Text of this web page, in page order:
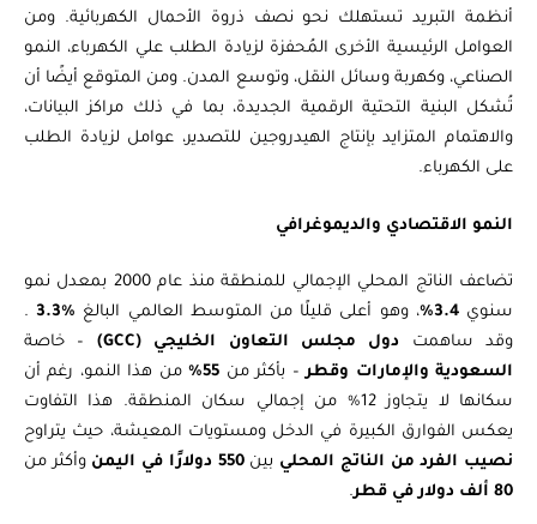
أنظمة التبريد تستهلك نحو نصف ذروة الأحمال الكهربائية. ومن
العوامل الرئيسية الأخرى المُحفزة لزيادة الطلب علي الكهرباء، النمو
الصناعي، وكهربة وسائل النقل، وتوسع المدن. ومن المتوقع أيضًا أن
تُشكل البنية التحتية الرقمية الجديدة، بما في ذلك مراكز البيانات،
والاهتمام المتزايد بإنتاج الهيدروجين للتصدير، عوامل لزيادة الطلب
على الكهرباء.
النمو الاقتصادي والديموغرافي
تضاعف الناتج المحلي الإجمالي للمنطقة منذ عام 2000 بمعدل نمو
سنوي3.4% ، وهو أعلى قليلًا من المتوسط العالمي البالغ%3.3
.
وقد ساهمت
دول مجلس التعاون الخليجي (GCC)
– خاصة
السعودية والإمارات وقطر– بأكثر من55%
من هذا النمو، رغم أن
سكانها لا يتجاوز 12% من إجمالي سكان المنطقة. هذا التفاوت
يعكس الفوارق الكبيرة في الدخل ومستويات المعيشة، حيث يتراوح
نصيب الفرد من الناتج المحليبين550 دولارًا في اليمن
وأكثر من
80 ألف دولار في قطر
.